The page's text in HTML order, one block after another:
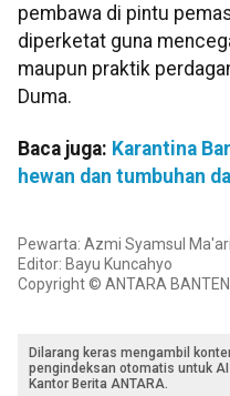
pembawa di pintu
diperketat guna
maupun praktik
Duma.
Baca juga: Karantina
hewan dan tumbuhan
Pewarta: Azmi Syamsul
Editor: Bayu Kuncahyo
Copyright © ANTARA
Dilarang keras mengambil
pengindeksan otomatis untuk
Kantor Berita ANTARA.